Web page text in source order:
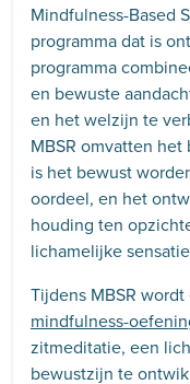
Mindfulness-Based
programma dat is
programma
en bewuste
en het welzijn te
MBSR omvatten
is het bewust
oordeel, en het
houding ten
lichamelijke
Tijdens MBSR
mindfulness-
zitmeditatie, een
bewustzijn te